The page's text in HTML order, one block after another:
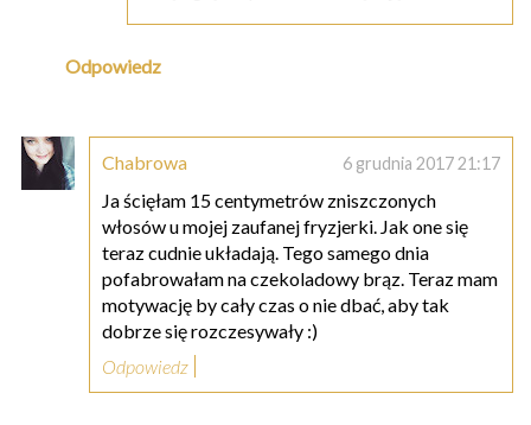
Odpowiedz
Chabrowa 6 grudnia 2017 21:17
Ja ścięłam 15 centymetrów zniszczonych
włosów u mojej zaufanej fryzjerki. Jak one się
teraz cudnie układają. Tego samego dnia
pofabrowałam na czekoladowy brąz. Teraz mam
motywację by cały czas o nie dbać, aby tak
dobrze się rozczesywały :)
Odpowiedz